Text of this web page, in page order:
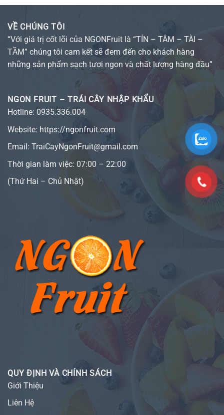
VỀ CHÚNG TÔI
“Với giá trị cốt lõi của NGONFruit là “TÍN – TÂM – TÀI –
TẦM” chúng tôi cam kết sẽ đem đến cho khách hàng
những sản phẩm sạch tươi ngon và chất lượng hàng đầu”
NGON FRUIT – TRÁI CÂY NHẬP KHẨU
Hotline: 0935.336.004
Website: https://ngonfruit.com
Email: TraiCayNgonFruit@gmail.com
Thời gian làm việc: 07:00 – 22:00
(Thứ Hai – Chủ Nhật)
QUY ĐỊNH VÀ CHÍNH SÁCH
Giới Thiệu
Liên Hệ